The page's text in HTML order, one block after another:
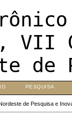
VII
de
PESQUISA
de Pesquisa e